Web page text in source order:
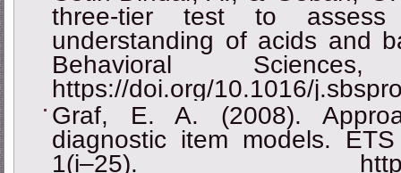
three-tier test to assess
understanding of acids and
Behavioral
https://doi.org/10.1016/
Graf, E. A. (2008).
diagnostic item models.
1(i–25). https://